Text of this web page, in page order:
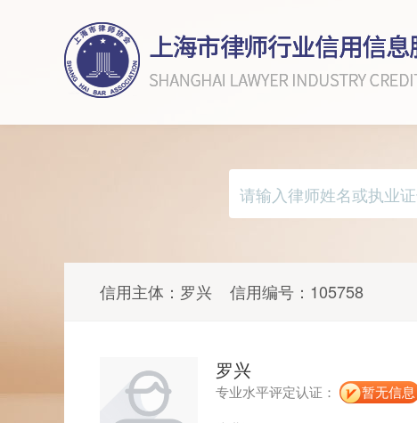
信用主体： 罗兴 信用编号： 105758
罗兴
专业水平评定认证：
暂无信息